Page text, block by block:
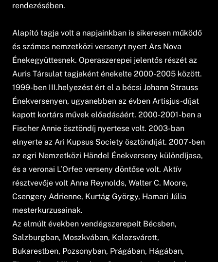
rendezésében.
Alapító tagja volt a napjainkban is sikeresen működő
és számos nemzetközi versenyt nyert Ars Nova
Énekegyüttesnek. Operaszerepei jelentős részét az
Auris Társulat tagjaként énekelte 2000-2005 között.
1999-ben III.helyezést ért el a bécsi Johann Strauss
Énekversenyen, ugyanebben az évben Artisjus-díjat
kapott kortárs művek előadásáért. 2000-2001-ben a
Fischer Annie ösztöndíj nyertese volt. 2003-ban
elnyerte az Ari Kupsus Society ösztöndíját. 2007-ben
az egri Nemzetközi Händel Énekverseny különdíjasa,
és a veronai L’Orfeo verseny döntőse volt. Aktív
résztvevője volt Anna Reynolds, Walter C. Moore,
Csengery Adrienne, Kurtág György, Hamari Júlia
mesterkurzusainak.
Az elmúlt években vendégszerepelt Bécsben,
Salzburgban, Moszkvában, Kolozsvárott,
Bukarestben, Pozsonyban, Prágában, Hágában,